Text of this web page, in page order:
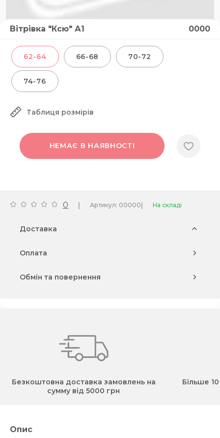
Вітрівка "Ксю" А1 0000
62-64 66-68 70-72
74-76
Таблиця розмірів
НЕМАЄ В НАЯВНОСТІ
0 | Артикул: 00000| На складі
Доставка
Оплата
Обмін та повернення
Безкоштовна доставка замовлень на
сумму від 5000 грн
Більше
Опис